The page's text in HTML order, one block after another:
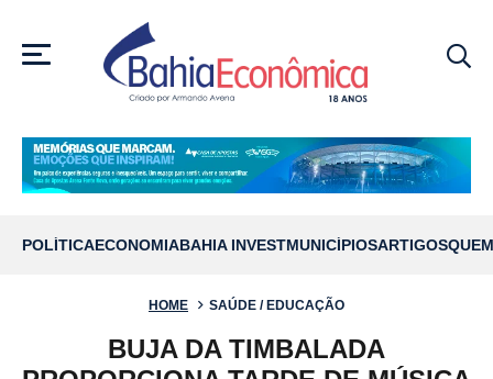
MENU
POLÍTICAECONOMIABAHIA INVESTMUNICÍPIOSARTIGOS
HOME SAÚDE / EDUCAÇÃO
BUJA DA TIMBALADA